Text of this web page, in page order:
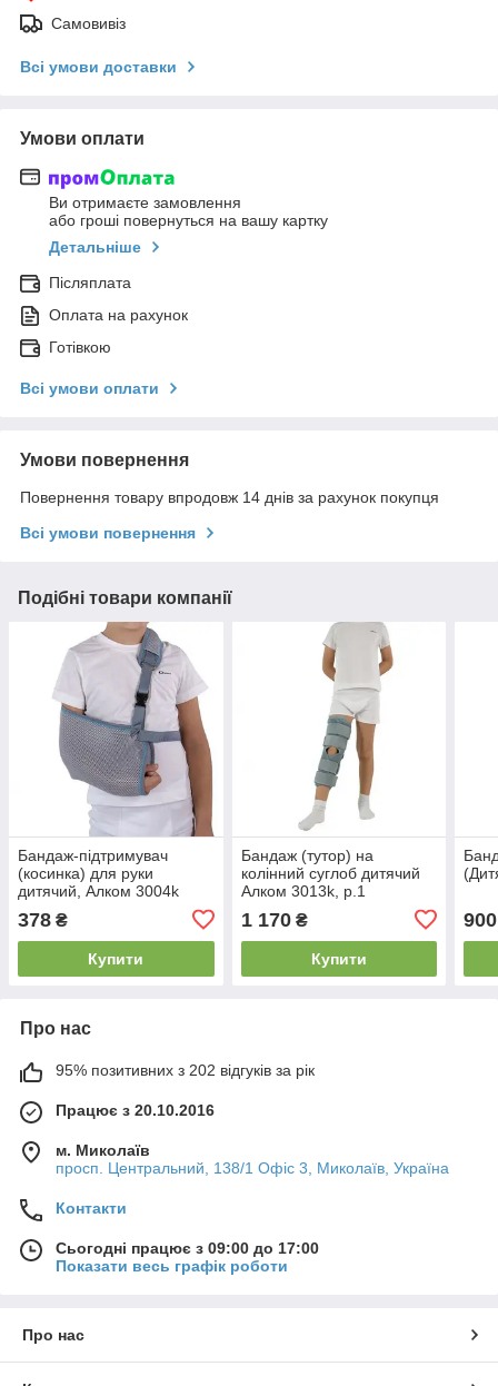
Самовивіз
Всі умови доставки
Умови оплати
Ви отримаєте замовлення
або гроші повернуться на вашу картку
Детальніше
Післяплата
Оплата на рахунок
Готівкою
Всі умови оплати
Умови повернення
Повернення товару впродовж 14 днів за рахунок покупця
Всі умови повернення
Подібні товари компанії
Бандаж-підтримувач
(косинка) для руки
дитячий, Алком 3004k
378 ₴
Купити
Бандаж (тутор) на
колінний суглоб дитячий
Алком 3013k, р.1
1 170₴
Купити
900
Про нас
95% позитивних з 202 відгуків за рік
Працює з 20.10.2016
м. Миколаїв
просп. Центральний, 138/1 Офіс 3, Миколаїв, Україна
Контакти
Сьогодні працює з 09:00 до 17:00
Показати весь графік роботи
Про нас